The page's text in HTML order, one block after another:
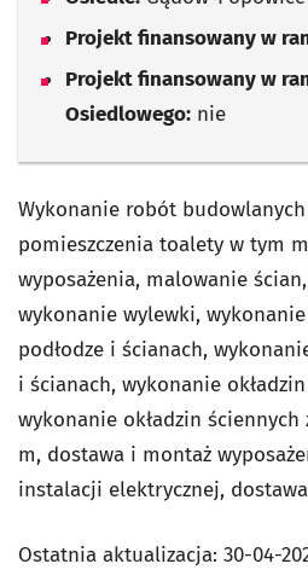
Projekt finansowany w
Projekt finansowany w
Osiedlowego: nie
Wykonanie robót
pomieszczenia toalety w tym
wyposażenia, malowanie
wykonanie wylewki,
podłodze i ścianach,
i ścianach, wykonanie
wykonanie okładzin ściennych
m, dostawa i montaż
instalacji elektrycznej,
Ostatnia aktualizacja: 30-04-